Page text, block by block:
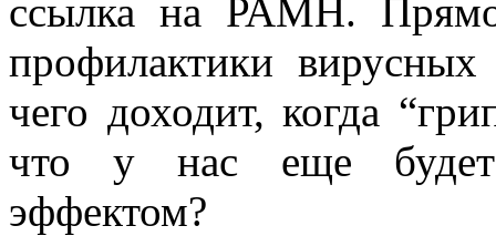
ссылка на РАМН. Прямо
профилактики
чего доходит, когда
что у нас еще будет
эффектом?